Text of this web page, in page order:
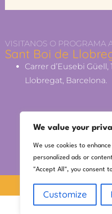
We value your
We use cookies to
personalized ads or
"Accept All", you consent
Customize
VISITANOS O PROGRAMA
Sant Boi de
Carrer d’Eusebi
Llobregat, Barcelona.